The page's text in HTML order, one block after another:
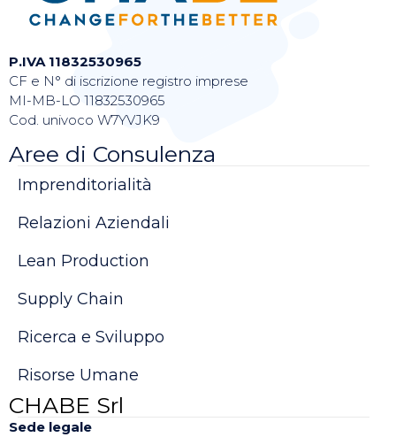
P.IVA 11832530965
CF e N° di iscrizione registro imprese
MI-MB-LO 11832530965
Cod. univoco W7YVJK9
Aree di Consulenza
Imprenditorialità
Relazioni Aziendali
Lean Production
Supply Chain
Ricerca e Sviluppo
Risorse Umane
CHABE Srl
Sede legale